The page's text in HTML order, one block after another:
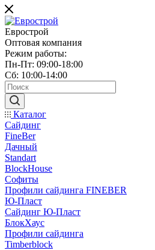
Еврострой
Оптовая компания
Режим работы:
Пн-Пт: 09:00-18:00
Сб: 10:00-14:00
Каталог
Сайдинг
FineBer
Дачный
Standart
BlockHouse
Софиты
Профили сайдинга FINEBER
Ю-Пласт
Сайдинг Ю-Пласт
БлокХаус
Профили сайдинга
Timberblock